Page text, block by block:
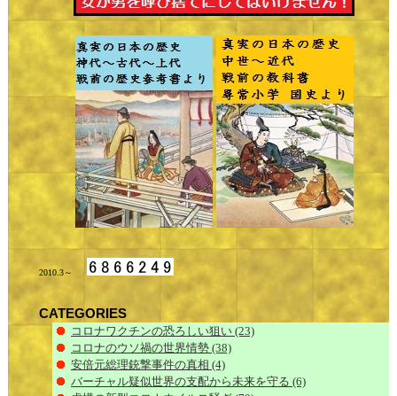
2010.3～
CATEGORIES
コロナワクチンの恐ろしい狙い (23)
コロナのウソ禍の世界情勢 (38)
安倍元総理銃撃事件の真相 (4)
バーチャル疑似世界の支配から未来を守る (6)